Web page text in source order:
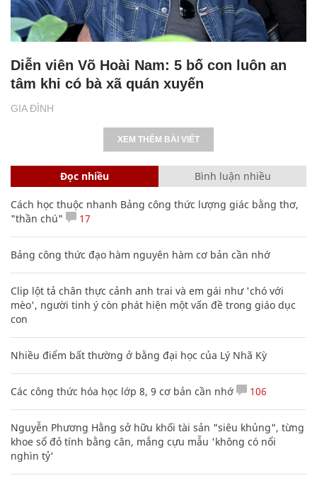
GIA ĐÌNH
Diễn viên Võ Hoài Nam: 5 bố con luôn an
tâm khi có bà xã quán xuyến
XEM THÊM BÀI VIẾT
Đọc nhiều Bình luận nhiều
Cách học thuộc nhanh Bảng công thức lượng giác bằng thơ,
"thần chú"
17
Bảng công thức đạo hàm nguyên hàm cơ bản cần nhớ
Clip lột tả chân thực cảnh anh trai và em gái như 'chó với
mèo', người tinh ý còn phát hiện một vấn đề trong giáo dục
con
Nhiều điểm bất thường ở bằng đại học của Lý Nhã Kỳ
Các công thức hóa học lớp 8, 9 cơ bản cần nhớ 106
Nguyễn Phương Hằng sở hữu khối tài sản "siêu khủng", từng
khoe sổ đỏ tính bằng cân, mắng cựu mẫu 'không có nổi
nghìn tỷ'